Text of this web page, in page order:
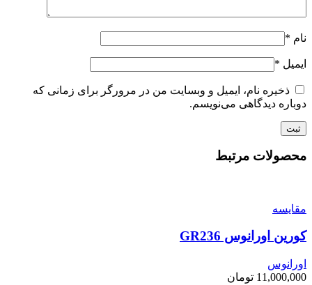
نام *
ایمیل *
ذخیره نام، ایمیل و وبسایت من در مرورگر برای زمانی که
دوباره دیدگاهی می‌نویسم.
محصولات مرتبط
مقایسه
کورین اورانوس GR236
اورانوس
11,000,000 تومان